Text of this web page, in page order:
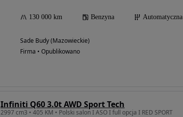
130 000 km Benzyna Automatyczna
Sade Budy (Mazowieckie)
Firma • Opublikowano
Infiniti Q60 3.0t AWD Sport Tech
2997 cm3 • 405 KM • Polski salon I ASO I full opcja I RED SPORT